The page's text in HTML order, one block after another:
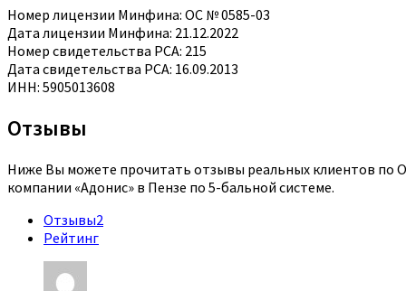
Номер лицензии Минфина: ОС № 0585-03
Дата лицензии Минфина: 21.12.2022
Номер свидетельства РСА: 215
Дата свидетельства РСА: 16.09.2013
ИНН: 5905013608
Отзывы
Ниже Вы можете прочитать отзывы реальных клиентов по
компании «Адонис» в Пензе по 5-бальной системе.
Отзывы2
Рейтинг